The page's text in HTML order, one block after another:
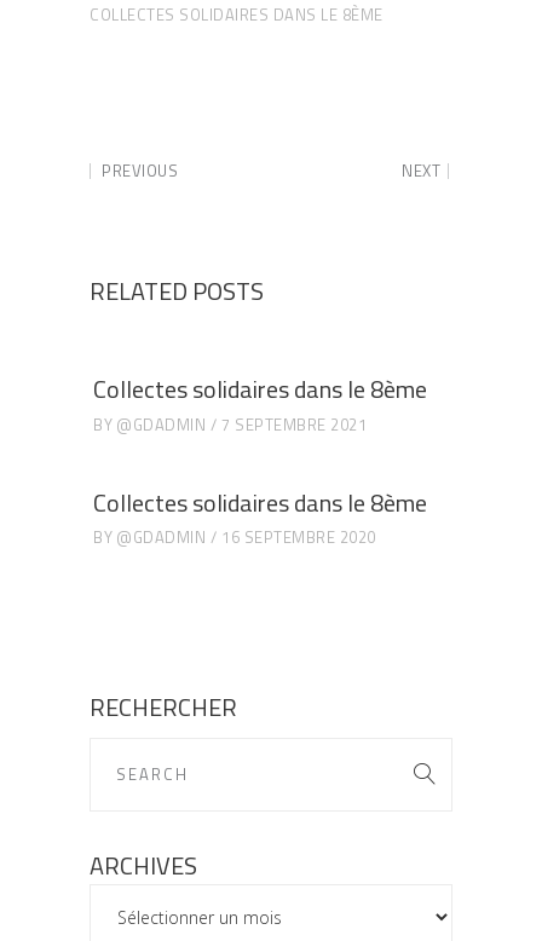
COLLECTES SOLIDAIRES DANS LE 8ÈME
PREVIOUS NEXT
RELATED POSTS
Collectes solidaires dans le 8ème
BY @GDADMIN 7 SEPTEMBRE 2021
Collectes solidaires dans le 8ème
BY @GDADMIN 16 SEPTEMBRE 2020
RECHERCHER
ARCHIVES
ARCHIVES